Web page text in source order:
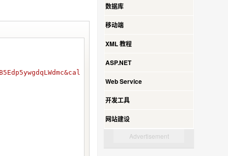
数据库
移动端
XML 教程
ASP.NET
Web Service
开发工具
网站建设
Advertisement